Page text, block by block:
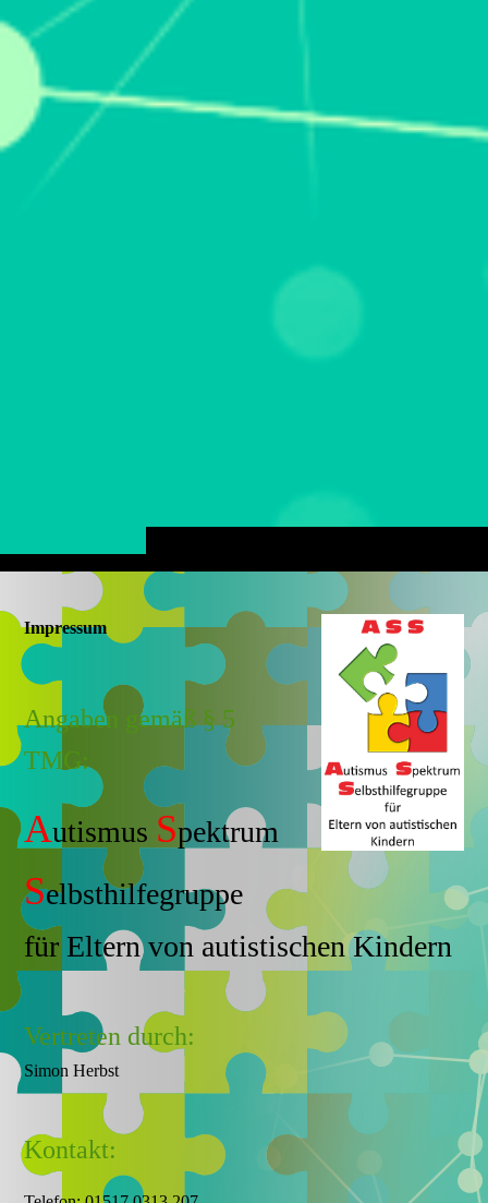
Impressum
Angaben gemäß § 5
TMG:
Autismus Spektrum
Selbsthilfegruppe
für Eltern von autistischen Kindern
Vertreten durch:
Simon Herbst
Kontakt: